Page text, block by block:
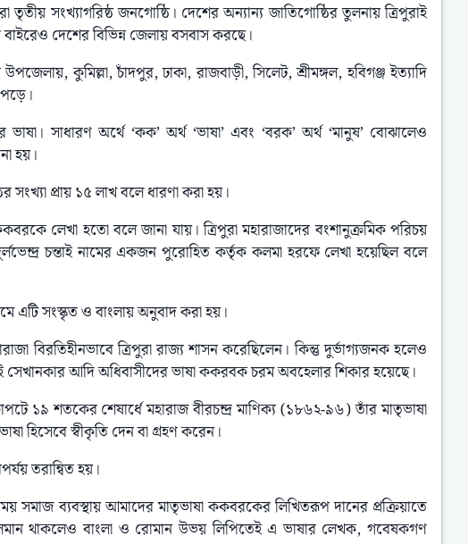
তৃতীয় সংখ্যাগরিষ্ঠ জনগোষ্ঠি। দেশের অন্যান্য জাতিগোষ্ঠির তুলনায় ত্রিপুরাই
বাইরেও দেশের বিভিন্ন জেলায় বসবাস করছে।
উপজেলায়, কুমিল্লা, চাঁদপুর, ঢাকা, রাজবাড়ী, সিলেট, শ্রীমঙ্গল, হবিগঞ্জ ইত্যাদি
সাধারণ অর্থে ‘কক’ অর্থ ‘ভাষা’ এবং ‘বরক’ অর্থ ‘মানুষ’ বোঝালেও
হয়।
সংখ্যা প্রায় ১৫ লাখ বলে ধারণা করা হয়।
লেখা হতো বলে জানা যায়। ত্রিপুরা মহারাজাদের বংশানুক্রমিক পরিচয়
চন্তাই নামের একজন পুরোহিত কর্তৃক কলমা হরফে লেখা হয়েছিল বলে
এটি সংস্কৃত ও বাংলায় অনুবাদ করা হয়।
বিরতিহীনভাবে ত্রিপুরা রাজ্য শাসন করেছিলেন। কিন্তু দুর্ভাগ্যজনক হলেও
আদি অধিবাসীদের ভাষা ককরবক চরম অবহেলার শিকার হয়েছে।
১৯ শতকের শেষার্ধে মহারাজ বীরচন্দ্র মাণিক্য (১৮৬২-৯৬) তাঁর মাতৃভাষা
হিসেবে স্বীকৃতি দেন বা গ্রহণ করেন।
তরান্বিত হয়।
সমাজ ব্যবস্থায় আমাদের মাতৃভাষা ককবরকের লিখিতরূপ দানের প্রক্রিয়াতে
থাকলেও বাংলা ও রোমান উভয় লিপিতেই এ ভাষার লেখক, গবেষকগণ